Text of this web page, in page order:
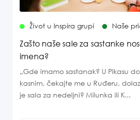
Život u Inspira grupi Naše
Zašto naše sale za sastanke
imena?
„Gde imamo sastanak? U Pikasu
kasnim, čekajte me u Ruđeru,
je sala za nedeljni? Milunka ili K...